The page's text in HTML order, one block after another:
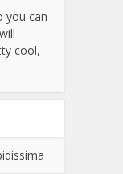
you can
cool,